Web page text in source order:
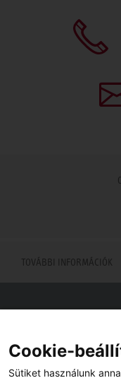
TOVÁBBI INFORMÁCIÓK
Viszonteladót keres az
Cookie-
Sütiket használunk